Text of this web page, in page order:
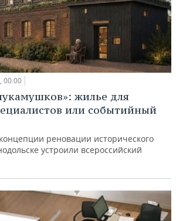
00:00
жилье для
или событийный
реновации исторического
устроили всероссийский